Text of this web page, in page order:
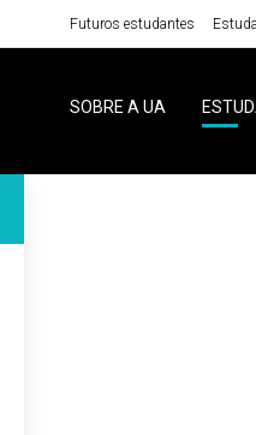
Futuros estudantes
SOBRE A UA